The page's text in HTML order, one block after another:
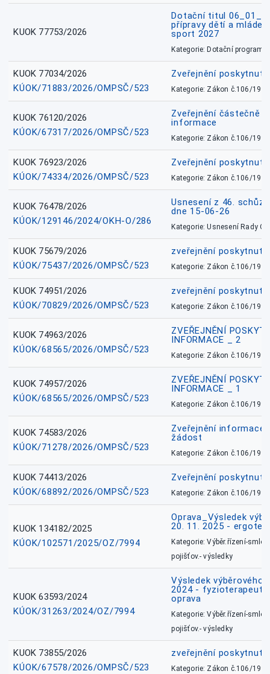
KUOK 77753/2026
Dotační titul
přípravy dětí a
sport 2027
Kategorie: Dotační
KUOK 77034/2026
KÚOK/71883/2026/OMPSČ/523
Zveřejnění
Kategorie: Zákon č.106/1999
KUOK 76120/2026
KÚOK/67317/2026/OMPSČ/523
Zveřejnění částečně
informace
Kategorie: Zákon č.106/1999
KUOK 76923/2026
KÚOK/74334/2026/OMPSČ/523
Zveřejnění
Kategorie: Zákon č.106/1999
KUOK 76478/2026
KÚOK/129146/2024/OKH-O/286
Usnesení z 46.
dne 15-06-26
Kategorie: Usnesení Rady
KUOK 75679/2026
KÚOK/75437/2026/OMPSČ/523
zveřejnění
Kategorie: Zákon č.106/1999
KUOK 74951/2026
KÚOK/70829/2026/OMPSČ/523
zveřejnění
Kategorie: Zákon č.106/1999
KUOK 74963/2026
KÚOK/68565/2026/OMPSČ/523
ZVEŘEJNĚNÍ
INFORMACE _ 2
Kategorie: Zákon č.106/1999
KUOK 74957/2026
KÚOK/68565/2026/OMPSČ/523
ZVEŘEJNĚNÍ
INFORMACE _ 1
Kategorie: Zákon č.106/1999
KUOK 74583/2026
KÚOK/71278/2026/OMPSČ/523
Zveřejnění informace
žádost
Kategorie: Zákon č.106/1999
KUOK 74413/2026
KÚOK/68892/2026/OMPSČ/523
Zveřejnění
Kategorie: Zákon č.106/1999
KUOK 134182/2025
KÚOK/102571/2025/OZ/7994
Oprava_Výsledek
20. 11. 2025 -
Kategorie: Výběr.řízení-
pojišťov.- výsledky
KUOK 63593/2024
KÚOK/31263/2024/OZ/7994
Výsledek výběrového
2024 - fyzioterapeut,
oprava
Kategorie: Výběr.řízení-
pojišťov.- výsledky
KUOK 73855/2026
KÚOK/67578/2026/OMPSČ/523
zveřejnění
Kategorie: Zákon č.106/1999